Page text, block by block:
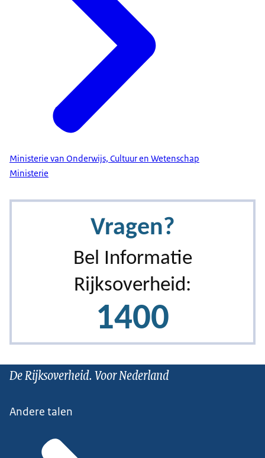
Ministerie van Onderwijs, Cultuur en Wetenschap
Ministerie
De Rijksoverheid. Voor Nederland
Andere talen